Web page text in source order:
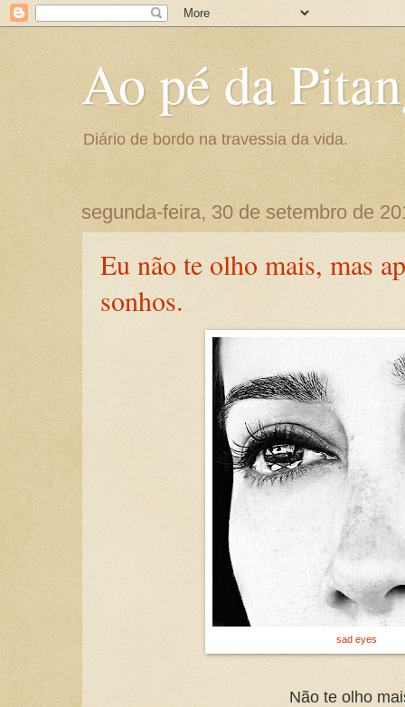
Ao pé da
Diário de bordo na travessia da vida.
segunda-feira, 30 de setembro de
Eu não te olho mais, mas
sonhos.
sad eyes
Não te olho